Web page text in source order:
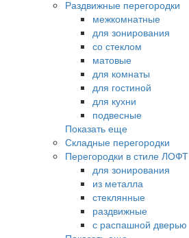
Раздвижные перегородки
межкомнатные
для зонирования
со стеклом
матовые
для комнаты
для гостиной
для кухни
подвесные
Показать еще
Складные перегородки
Перегородки в стиле ЛОФТ
для зонирования
из металла
стеклянные
раздвижные
с распашной дверью